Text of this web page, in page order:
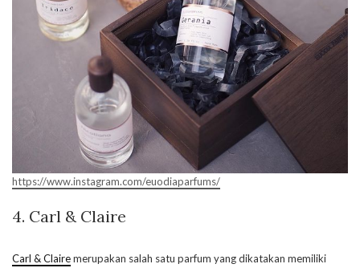
https://www.instagram.com/euodiaparfums/
4. Carl & Claire
Carl & Clairemerupakan salah satu parfum yang dikatakan memiliki